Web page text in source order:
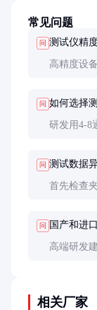
常见问题
问 测试仪精
高精度设
问 如何选择
研发用4-8
问 测试数据
首先检查
问 国产和进
高端研发
相关厂家